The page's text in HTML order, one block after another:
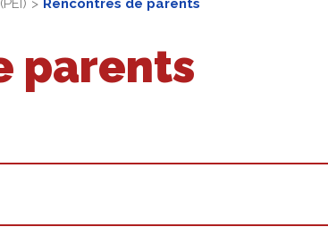
Rencontres de parents
parents